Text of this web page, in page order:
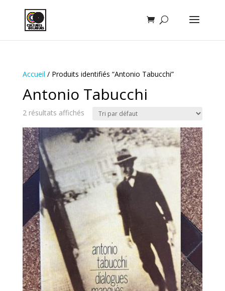
Accueil / Produits identifiés “Antonio Tabucchi”
Antonio Tabucchi
2 résultats affichés